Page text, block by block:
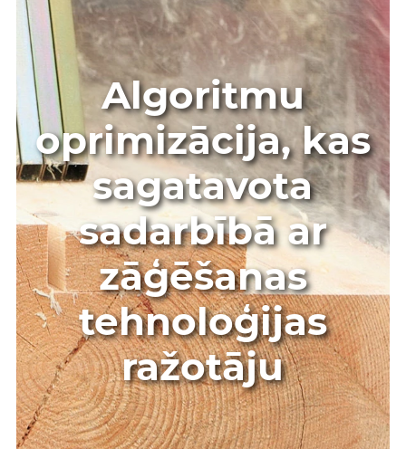
Algoritmu
oprimizācija, kas
sagatavota
sadarbībā ar
zāģēšanas
tehnoloģijas
ražotāju